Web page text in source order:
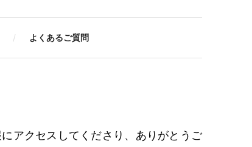
よくあるご質問
アクセスしてくださり、ありがとうご